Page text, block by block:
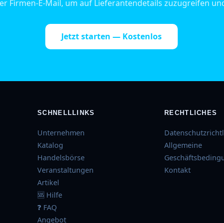
Firmen-E-Mail, um auf Lieferantendetails zuzugreifen
Jetzt starten — Kostenlos
SCHNELLLINKS
Unternehmen
Katalog
Handelsbörse
Veranstaltungen
Artikel
🆘 Hilfe
❓ FAQ
Angebot
RECHTLICHES
Allgemeine
Kontakt